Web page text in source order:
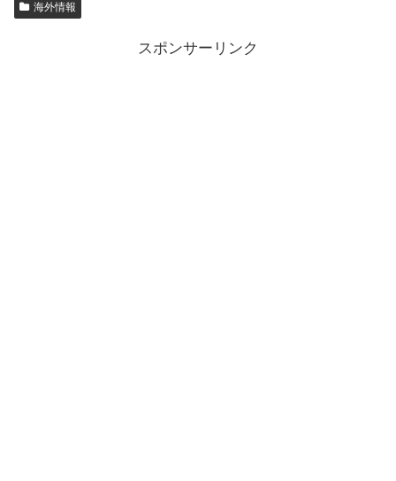
海外情報
スポンサーリンク